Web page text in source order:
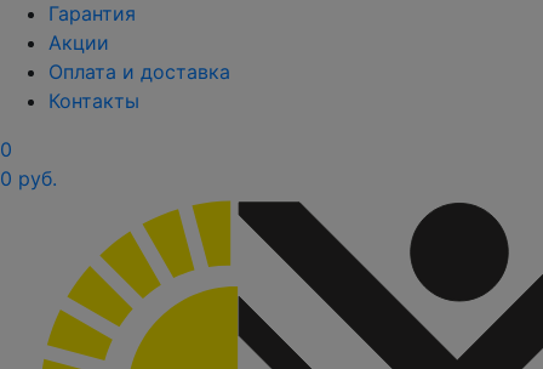
Гарантия
Акции
Оплата и доставка
Контакты
0
0 руб.